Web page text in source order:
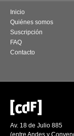
Inicio
Quiénes somos
Suscripción
FAQ
Contacto
Av. 18 de Julio 885
(entre Andes y